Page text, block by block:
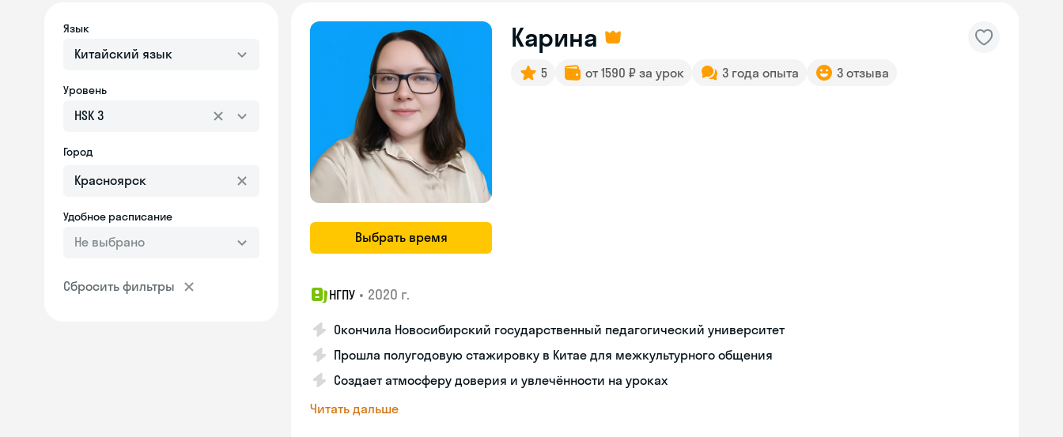
Язык
Китайский язык
Уровень
HSK 3
Город
Удобное расписание
Не выбрано
Сбросить фильтры
Выбрать время
Карина
5 от 1590 ₽ за урок 3 года опыта 3 отзыва
НГПУ • 2020 г.
Окончила Новосибирский государственный педагогический университет
Прошла полугодовую стажировку в Китае для межкультурного общения
Создает атмосферу доверия и увлечённости на уроках
Читать дальше